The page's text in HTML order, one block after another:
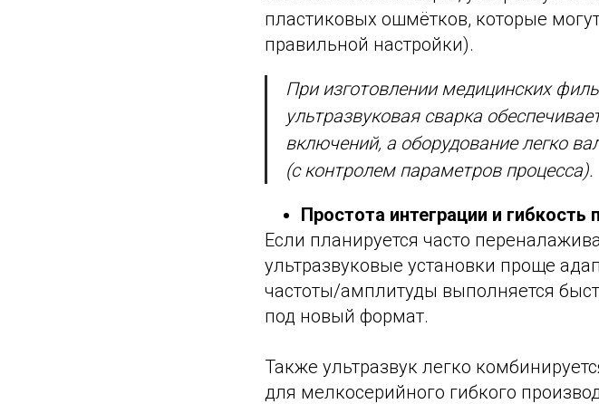
пластиковых ошмётков, которые
правильной настройки).
При изготовлении медицинских
ультразвуковая сварка
включений, а оборудование легко
(с контролем параметров процесса).
Простота интеграции и гибкость
Если планируется часто
ультразвуковые установки проще
частоты/амплитуды выполняется
под новый формат.
Также ультразвук легко
для мелкосерийного гибкого